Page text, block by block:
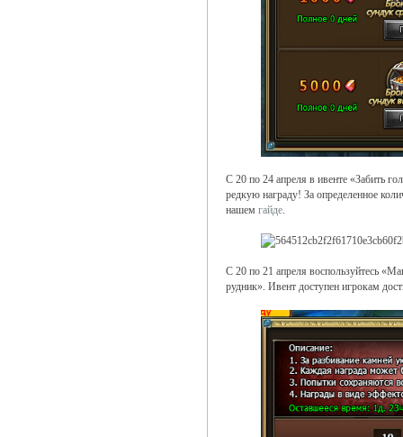
С 20 по 24 апреля в ивенте «Забить
редкую награду! За определенное
нашем гайде.
С 20 по 21 апреля воспользуйтесь
рудник». Ивент доступен игрокам